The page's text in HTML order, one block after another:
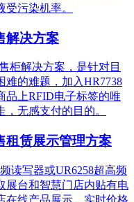
污染机率。
解决方案
柜解决方案，是针对目
难的难题，加入HR7738
品上RFID电子标签的唯
无感支付的目的。
租赁展示管理方案
读写器或UR6258超高频
展台和智慧门店内贴有电
在线产品展示、实时价格